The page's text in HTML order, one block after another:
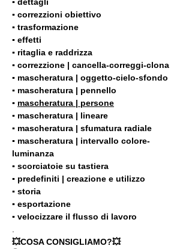
▪️ correzzioni obiettivo
▪️ trasformazione
▪️ effetti
▪️ ritaglia e raddrizza
▪️ correzzione | cancella-correggi-clona
▪️ mascheratura | oggetto-cielo-sfondo
▪️ mascheratura | pennello
▪️ mascheratura | persone
▪️ mascheratura | lineare
▪️ mascheratura | sfumatura radiale
▪️ mascheratura | intervallo colore-
luminanza
▪️ scorciatoie su tastiera
▪️ predefiniti | creazione e utilizzo
▪️ storia
▪️ esportazione
▪️ velocizzare il flusso di lavoro
💥COSA CONSIGLIAMO?💥